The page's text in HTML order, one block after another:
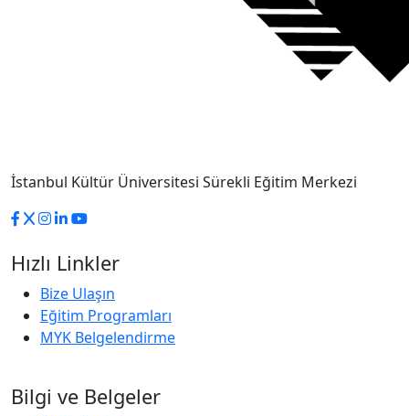
İstanbul Kültür Üniversitesi Sürekli Eğitim Merkezi
Hızlı Linkler
Bize Ulaşın
Eğitim Programları
MYK Belgelendirme
Bilgi ve Belgeler